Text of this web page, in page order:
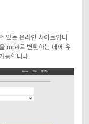
있는 온라인 사이트입니
mp4로 변환하는 데에 유
능합니다.